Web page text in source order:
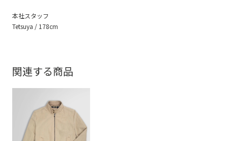
本社スタッフ
Tetsuya / 178cm
関連する商品